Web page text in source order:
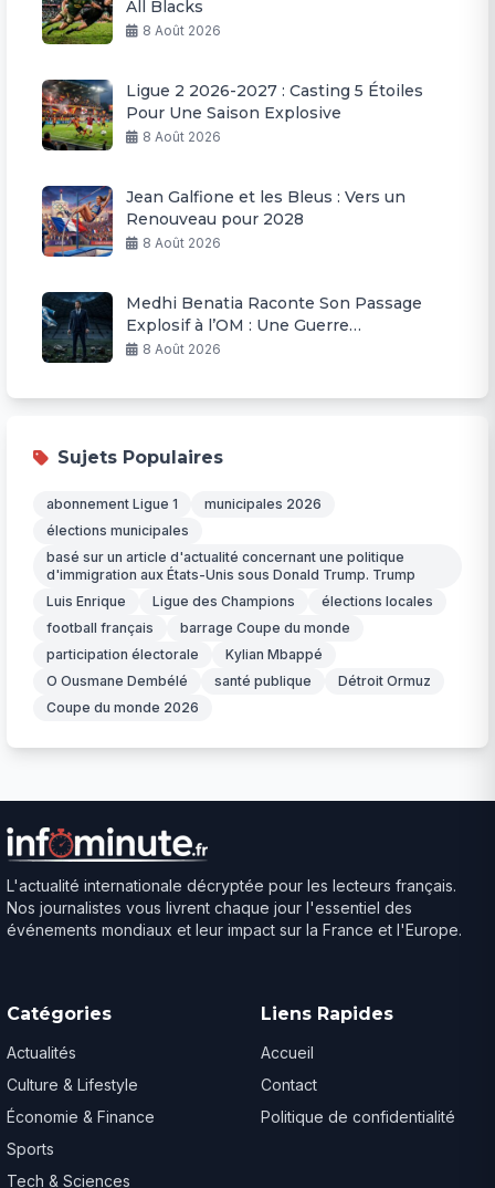
All Blacks
8 Août 2026
Ligue 2 2026-2027 : Casting 5 Étoiles
Pour Une Saison Explosive
8 Août 2026
Jean Galfione et les Bleus : Vers un
Renouveau pour 2028
8 Août 2026
Medhi Benatia Raconte Son Passage
Explosif à l’OM : Une Guerre
Permanente
8 Août 2026
Sujets Populaires
abonnement Ligue 1
municipales 2026
élections municipales
basé sur un article d'actualité concernant une politique
d'immigration aux États-Unis sous Donald Trump. Trump
Luis Enrique
Ligue des Champions
élections locales
football français
barrage Coupe du monde
participation électorale
Kylian Mbappé
O Ousmane Dembélé
santé publique
Détroit Ormuz
Coupe du monde 2026
L'actualité internationale décryptée pour les lecteurs français.
Nos journalistes vous livrent chaque jour l'essentiel des
événements mondiaux et leur impact sur la France et l'Europe.
Catégories
Actualités
Culture & Lifestyle
Économie & Finance
Sports
Tech & Sciences
Liens Rapides
Accueil
Contact
Politique de confidentialité